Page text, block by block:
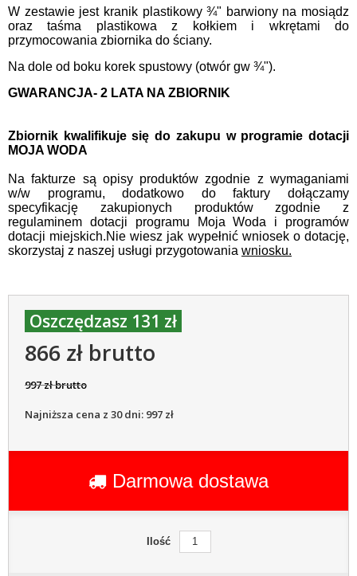
W zestawie jest kranik plastikowy ¾" barwiony na mosiądz
oraz taśma plastikowa z kołkiem i wkrętami do
przymocowania zbiornika do ściany.
Na dole od boku korek spustowy (otwór gw ¾").
GWARANCJA- 2 LATA NA ZBIORNIK
Zbiornik kwalifikuje się do zakupu w programie dotacji
MOJA WODA
Na fakturze są opisy produktów zgodnie z wymaganiami
w/w programu, dodatkowo do faktury dołączamy
specyfikację zakupionych produktów zgodnie z
regulaminem dotacji programu Moja Woda i programów
dotacji miejskich.Nie wiesz jak wypełnić wniosek o dotację,
skorzystaj z naszej usługi przygotowania wniosku.
Oszczędzasz 131 zł
866 zł brutto
997 zł brutto
Najniższa cena z 30 dni: 997 zł
Darmowa dostawa
Ilość